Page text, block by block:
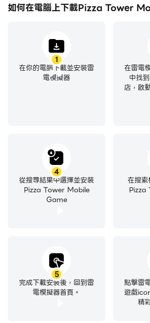
如何在電腦上下載Pizza Tower
1
在你的電腦下載並安裝雷
電模擬器
在雷電
中找
店，啟
在搜
Pizza
4
從搜尋結果中選擇並安裝
Pizza Tower Mobile
Game
5
完成下載安裝後，回到雷
電模擬器首頁。
點擊雷
遊戲
精